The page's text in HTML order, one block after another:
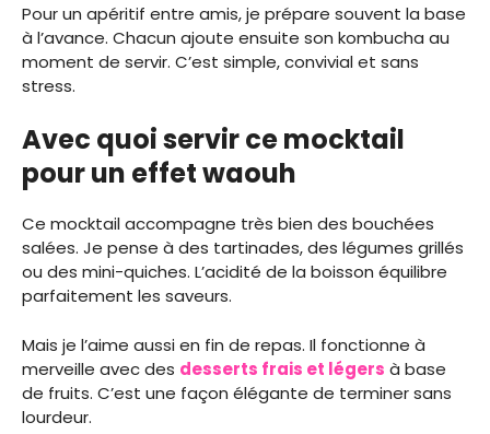
Pour un apéritif entre amis, je prépare souvent la base
à l’avance. Chacun ajoute ensuite son kombucha au
moment de servir. C’est simple, convivial et sans
stress.
Avec quoi servir ce mocktail
pour un effet waouh
Ce mocktail accompagne très bien des bouchées
salées. Je pense à des tartinades, des légumes grillés
ou des mini-quiches. L’acidité de la boisson équilibre
parfaitement les saveurs.
Mais je l’aime aussi en fin de repas. Il fonctionne à
merveille avec des desserts frais et légers à base
de fruits. C’est une façon élégante de terminer sans
lourdeur.